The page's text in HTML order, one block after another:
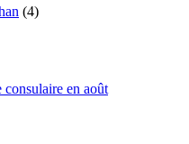
(4)
consulaire en août